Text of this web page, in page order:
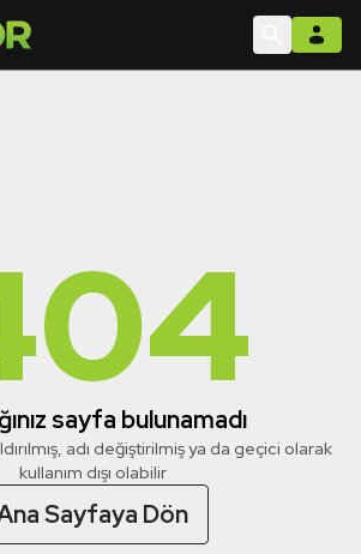
sayfa bulunamadı
adı değiştirilmiş ya da geçici olarak
kullanım dışı olabilir
Sayfaya Dön